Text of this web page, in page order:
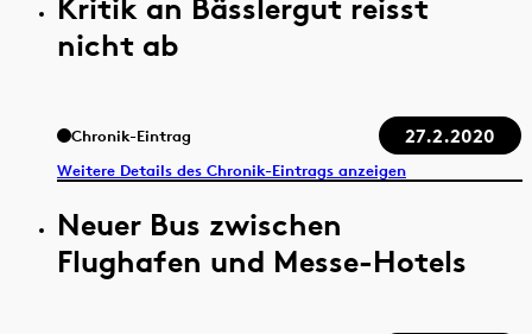
Kritik an Bässlergut reisst
nicht ab
Chronik-Eintrag 27.2.2020
Weitere Details des Chronik-Eintrags anzeigen
Neuer Bus zwischen
Flughafen und Messe-Hotels